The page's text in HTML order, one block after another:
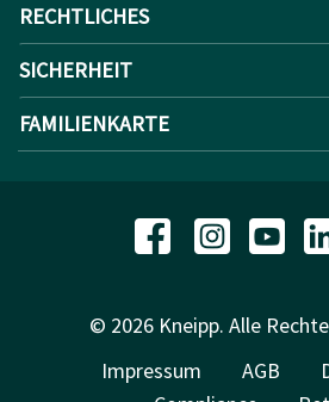
RECHTLICHES
SICHERHEIT
FAMILIENKARTE
© 2026 Kneipp. Alle
Impressum
AGB